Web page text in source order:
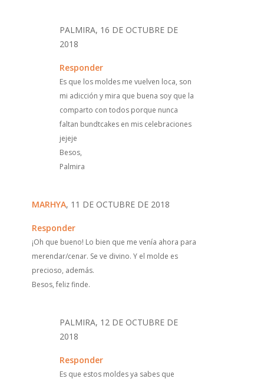
PALMIRA, 16 DE OCTUBRE DE
2018
Responder
Es que los moldes me vuelven loca, son
mi adicción y mira que buena soy que la
comparto con todos porque nunca
faltan bundtcakes en mis celebraciones
jejeje
Besos,
Palmira
MARHYA, 11 DE OCTUBRE DE 2018
Responder
¡Oh que bueno! Lo bien que me venía ahora para
merendar/cenar. Se ve divino. Y el molde es
precioso, además.
Besos, feliz finde.
PALMIRA, 12 DE OCTUBRE DE
2018
Responder
Es que estos moldes ya sabes que